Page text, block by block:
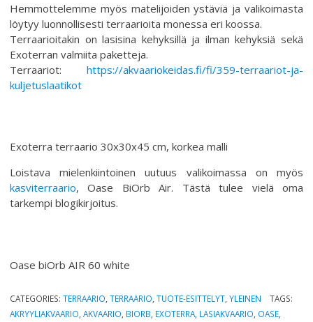
Hemmottelemme myös matelijoiden ystäviä ja valikoimasta
löytyy luonnollisesti terraarioita monessa eri koossa.
Terraarioitakin on lasisina kehyksillä ja ilman kehyksiä sekä
Exoterran valmiita paketteja.
Terraariot: https://akvaariokeidas.fi/fi/359-terraariot-ja-
kuljetuslaatikot
Exoterra terraario 30x30x45 cm, korkea malli
Loistava mielenkiintoinen uutuus valikoimassa on myös
kasviterraario, Oase BiOrb Air. Tästä tulee vielä oma
tarkempi blogikirjoitus.
Oase biOrb AIR 60 white
CATEGORIES:TERRAARIO ,TERRAARIO ,TUOTE-ESITTELYT ,YLEINEN
TAGS:
AKRYYLIAKVAARIO ,AKVAARIO BIORB EXOTERRA LASIAKVAARIO OASE